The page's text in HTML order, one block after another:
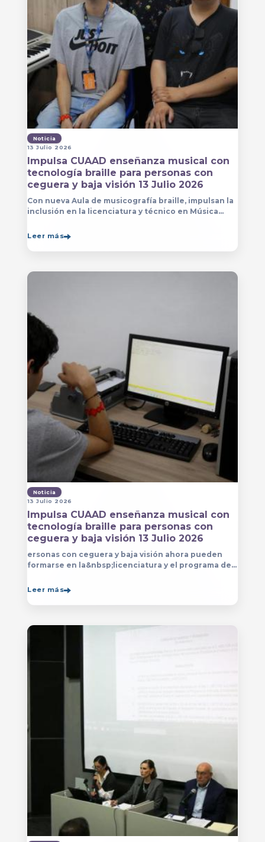
Noticia
13 Julio 2026
Impulsa CUAAD enseñanza musical con
tecnología braille para personas con
ceguera y baja visión 13 Julio 2026
Con nueva Aula de musicografía braille, impulsan la
inclusión en la licenciatura y técnico en Música
formen con mayor autonomía
Leer más
Noticia
13 Julio 2026
Impulsa CUAAD enseñanza musical con
tecnología braille para personas con
ceguera y baja visión 13 Julio 2026
ersonas con ceguera y baja visión ahora pueden
formarse en la&nbsp;licenciatura y el programa de
el&nbsp;
Leer más